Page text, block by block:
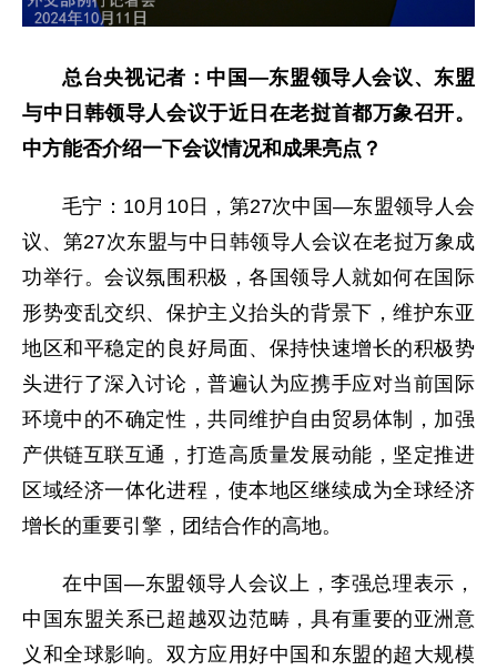
总台央视记者：中国—东盟领导人会议、东盟
与中日韩领导人会议于近日在老挝首都万象召开。
中方能否介绍一下会议情况和成果亮点？
毛宁：10月10日，第27次中国—东盟领导人会
议、第27次东盟与中日韩领导人会议在老挝万象成
功举行。会议氛围积极，各国领导人就如何在国际
形势变乱交织、保护主义抬头的背景下，维护东亚
地区和平稳定的良好局面、保持快速增长的积极势
头进行了深入讨论，普遍认为应携手应对当前国际
环境中的不确定性，共同维护自由贸易体制，加强
产供链互联互通，打造高质量发展动能，坚定推进
区域经济一体化进程，使本地区继续成为全球经济
增长的重要引擎，团结合作的高地。
在中国—东盟领导人会议上，李强总理表示，
中国东盟关系已超越双边范畴，具有重要的亚洲意
义和全球影响。双方应用好中国和东盟的超大规模